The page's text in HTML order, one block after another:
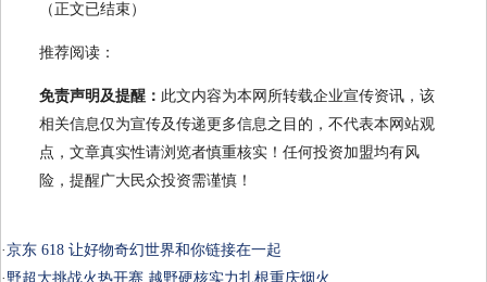
（正文已结束）
推荐阅读：
免责声明及提醒： 此文内容为本网所转载企业宣传资讯，该
相关信息仅为宣传及传递更多信息之目的，不代表本网站观
点，文章真实性请浏览者慎重核实！任何投资加盟均有风
险，提醒广大民众投资需谨慎！
·京东 618 让好物奇幻世界和你链接在一起
·野超大挑战火热开赛 越野硬核实力扎根重庆烟火